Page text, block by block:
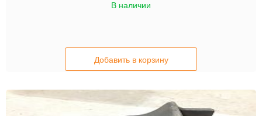
В наличии
Добавить в корзину